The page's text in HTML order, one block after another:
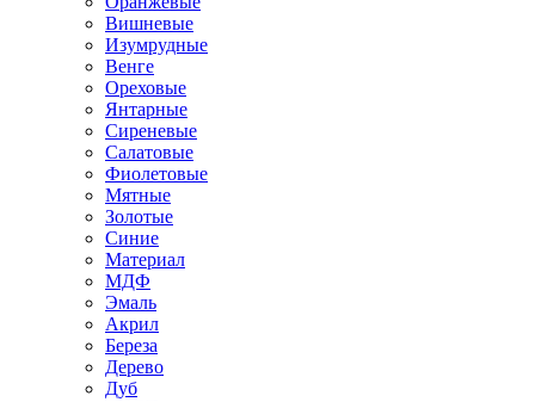
Вишневые
Изумрудные
Венге
Ореховые
Янтарные
Сиреневые
Салатовые
Фиолетовые
Мятные
Золотые
Синие
Материал
МДФ
Эмаль
Акрил
Береза
Дерево
Дуб